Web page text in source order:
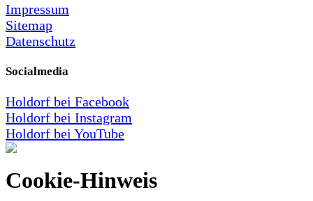
Impressum
Sitemap
Datenschutz
Socialmedia
Holdorf bei Facebook
Holdorf bei Instagram
Holdorf bei YouTube
Cookie-Hinweis